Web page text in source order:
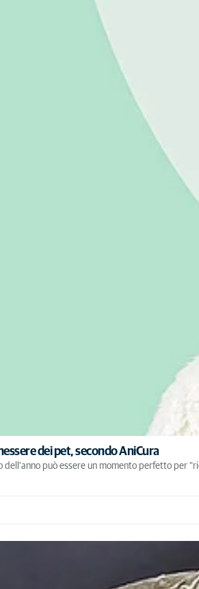
dei pet, secondo AniCura
dell'anno può essere un momento perfetto per